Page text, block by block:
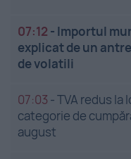
07:12 - Importul
explicat de un
de volatili
07:03 -TVA redus la
categorie de
august